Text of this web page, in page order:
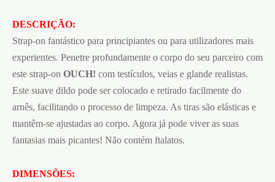
DESCRIÇÃO:
Strap-on fantástico para principiantes ou para utilizadores mais
experientes. Penetre profundamente o corpo do seu parceiro com
este strap-on OUCH! com testículos, veias e glande realistas.
Este suave dildo pode ser colocado e retirado facilmente do
arnês, facilitando o processo de limpeza. As tiras são elásticas e
mantêm-se ajustadas ao corpo. Agora já pode viver as suas
fantasias mais picantes! Não contém ftalatos.
DIMENSÕES: